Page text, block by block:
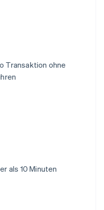
Transaktion ohne
als 10 Minuten